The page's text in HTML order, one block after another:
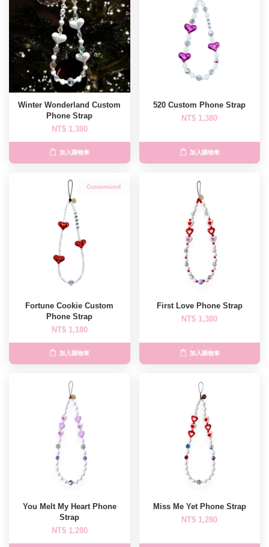
Winter Wonderland Custom
Phone Strap
NT$ 1,380
加入購物車
520 Custom Phone Strap
NT$ 1,380
加入購物車
Customized
Fortune Cookie Custom
Phone Strap
NT$ 1,180
加入購物車
First Love Phone Strap
NT$ 1,380
加入購物車
You Melt My Heart Phone
Strap
NT$ 1,280
Miss Me Yet Phone Strap
NT$ 1,280